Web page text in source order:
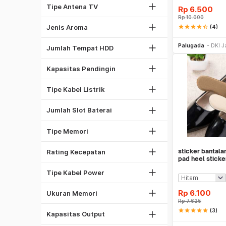
Tipe Antena TV
Antena Omni
Jenis Aroma
Spicy
Jumlah Tempat HDD
5
Kapasitas Pendingin
2 PK
Tipe Kabel Listrik
Kabel NYM
Jumlah Slot Baterai
2
8
Tipe Memori
DDR3
Rating Kecepatan
2133 Mhz
Tipe Kabel Power
Kabel Listrik
Kabel PSU Komputer
Ukuran Memori
4GB
32GB
Kapasitas Output
550W
Dot Matrix
32"
Rp 6.500
Rp10.000
starstarstarstarstar_half (4)
Palugada DKI
sticker
pad heel
Rp 6.100
Rp7.625
starstarstarstarstar (3)